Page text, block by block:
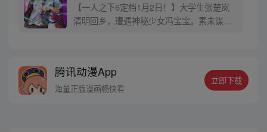
【一人之下6定档1月2日！】大学生张楚岚
清明回乡，遭遇神秘少女冯宝宝。素未谋面
密，张楚岚的生活被彻底颠覆，与冯宝宝一
同踏上“异人”之旅。
腾讯动漫App
海量正版漫画畅快看
立即下载